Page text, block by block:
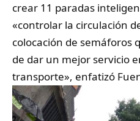
crear 11 paradas
«controlar la circulación
colocación de semáforos
de dar un mejor servicio
transporte», enfatizó